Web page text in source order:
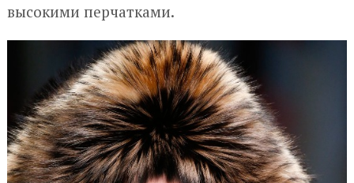
высокими перчатками.